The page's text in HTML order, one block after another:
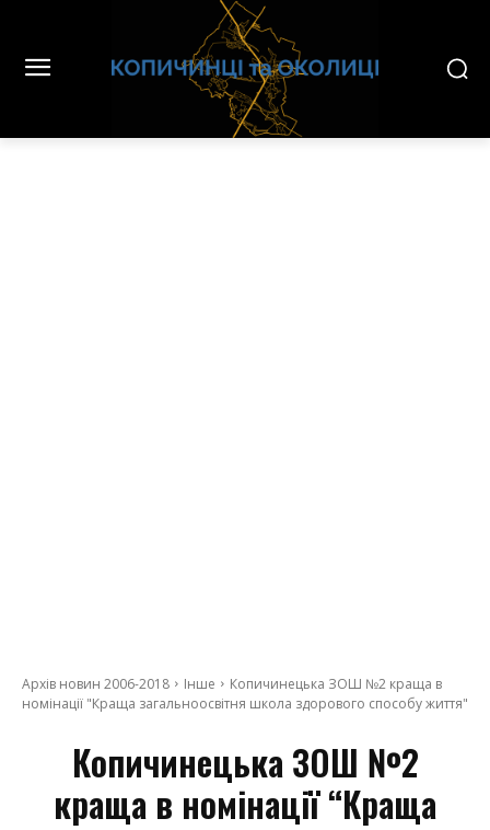
Архів новин 2006-2018 Інше
Копичинецька ЗОШ №2 краща в
номінації "Краща загальноосвітня школа здорового способу життя"
Копичинецька ЗОШ №2
краща в номінації “Краща